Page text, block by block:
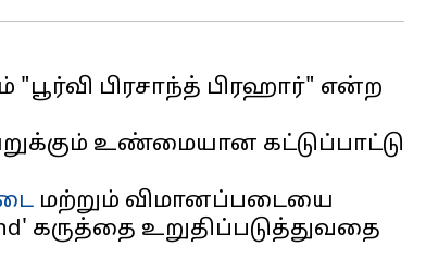
"பூர்வி பிரசாந்த் பிரஹார்" என்ற
உண்மையான கட்டுப்பாட்டு
மற்றும் விமானப்படையை
கருத்தை உறுதிப்படுத்துவதை